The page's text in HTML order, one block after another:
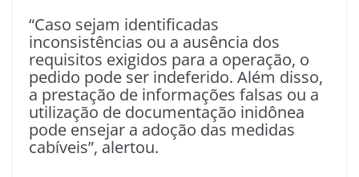
“Caso sejam identificadas
inconsistências ou a ausência dos
requisitos exigidos para a operação, o
pedido pode ser indeferido. Além disso,
a prestação de informações falsas ou a
utilização de documentação inidônea
pode ensejar a adoção das medidas
cabíveis”, alertou.